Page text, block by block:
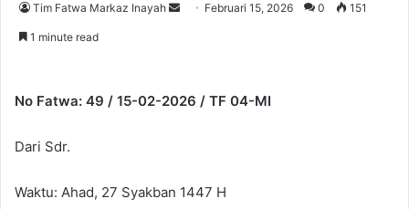
Tim Fatwa Markaz Inayah
a
Februari 15, 2026 0 151
1 minute read
No Fatwa: 49 / 15-02-2026 / TF 04-MI
Dari Sdr.
Waktu: Ahad, 27 Syakban 1447 H